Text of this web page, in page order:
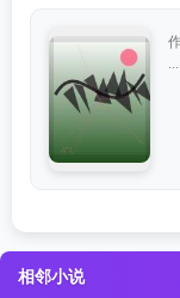
相邻小说